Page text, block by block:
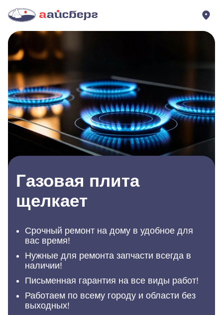
Газовая плита
щелкает
Срочный ремонт на дому в удобное для
вас время!
Нужные для ремонта запчасти всегда в
наличии!
Письменная гарантия на все виды работ!
Работаем по всему городу и области без
выходных!